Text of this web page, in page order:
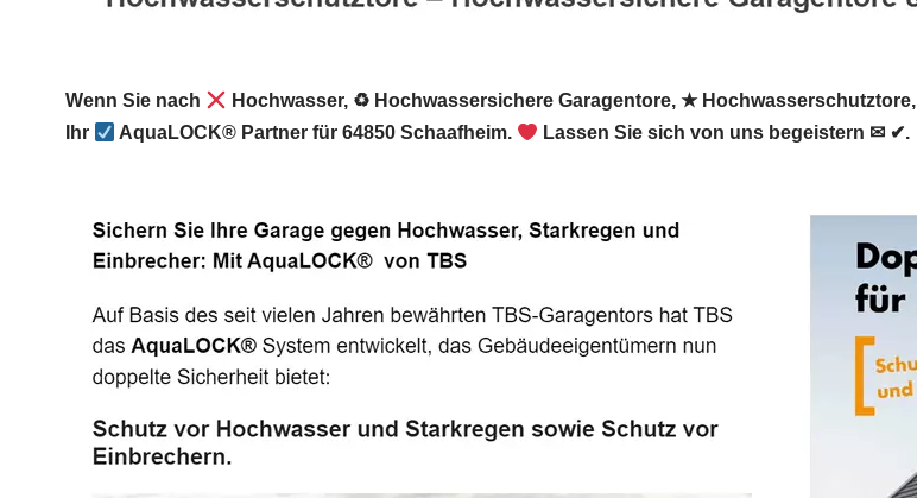
Wenn Sie nach Hochwasser, ♻ Hochwassersichere Garagentore, ★ Hochwasserschutztore,
Ihr
AquaLOCK® Partner für 64850 Schaafheim. Lassen Sie sich von uns begeistern ✉ ✔.